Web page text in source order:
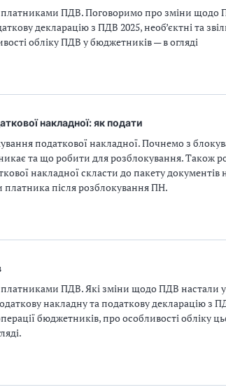
ПДВ. Поговоримо про зміни щодо
декларацію з ПДВ 2025, необ’єктні та
обліку ПДВ у бюджетників — в огляді
накладної: як подати
податкової накладної. Почнемо з
та що робити для розблокування. Також
накладної скласти до пакету документів
після розблокування ПН.
ПДВ. Які зміни щодо ПДВ настали у
накладну та податкову декларацію з
бюджетників, про особливості обліку